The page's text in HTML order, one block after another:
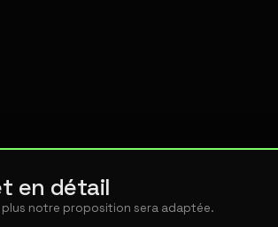
en détail
plus notre proposition sera adaptée.